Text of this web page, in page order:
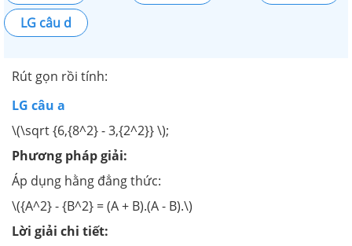
LG câu d
Rút gọn rồi tính:
LG câu a
\(\sqrt {6,{8^2} - 3,{2^2}} \);
Phương pháp giải:
Áp dụng hằng đẳng thức:
\({A^2} - {B^2} = (A + B).(A - B).\)
Lời giải chi tiết: